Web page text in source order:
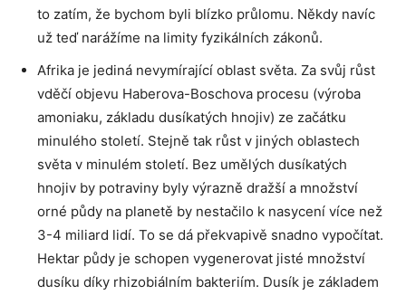
to zatím, že bychom byli blízko průlomu. Někdy navíc
už teď narážíme na limity fyzikálních zákonů.
Afrika je jediná nevymírající oblast světa. Za svůj růst
vděčí objevu Haberova-Boschova procesu (výroba
amoniaku, základu dusíkatých hnojiv) ze začátku
minulého století. Stejně tak růst v jiných oblastech
světa v minulém století. Bez umělých dusíkatých
hnojiv by potraviny byly výrazně dražší a množství
orné půdy na planetě by nestačilo k nasycení více než
3-4 miliard lidí. To se dá překvapivě snadno vypočítat.
Hektar půdy je schopen vygenerovat jisté množství
dusíku díky rhizobiálním bakteriím. Dusík je základem